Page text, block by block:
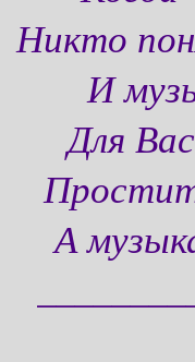
Никто
И
Для
А